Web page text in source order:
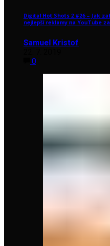
Digital Hot Shots 2 #26 – Jak
nejlepší reklamy na YouTube
Samuel Kristof
0